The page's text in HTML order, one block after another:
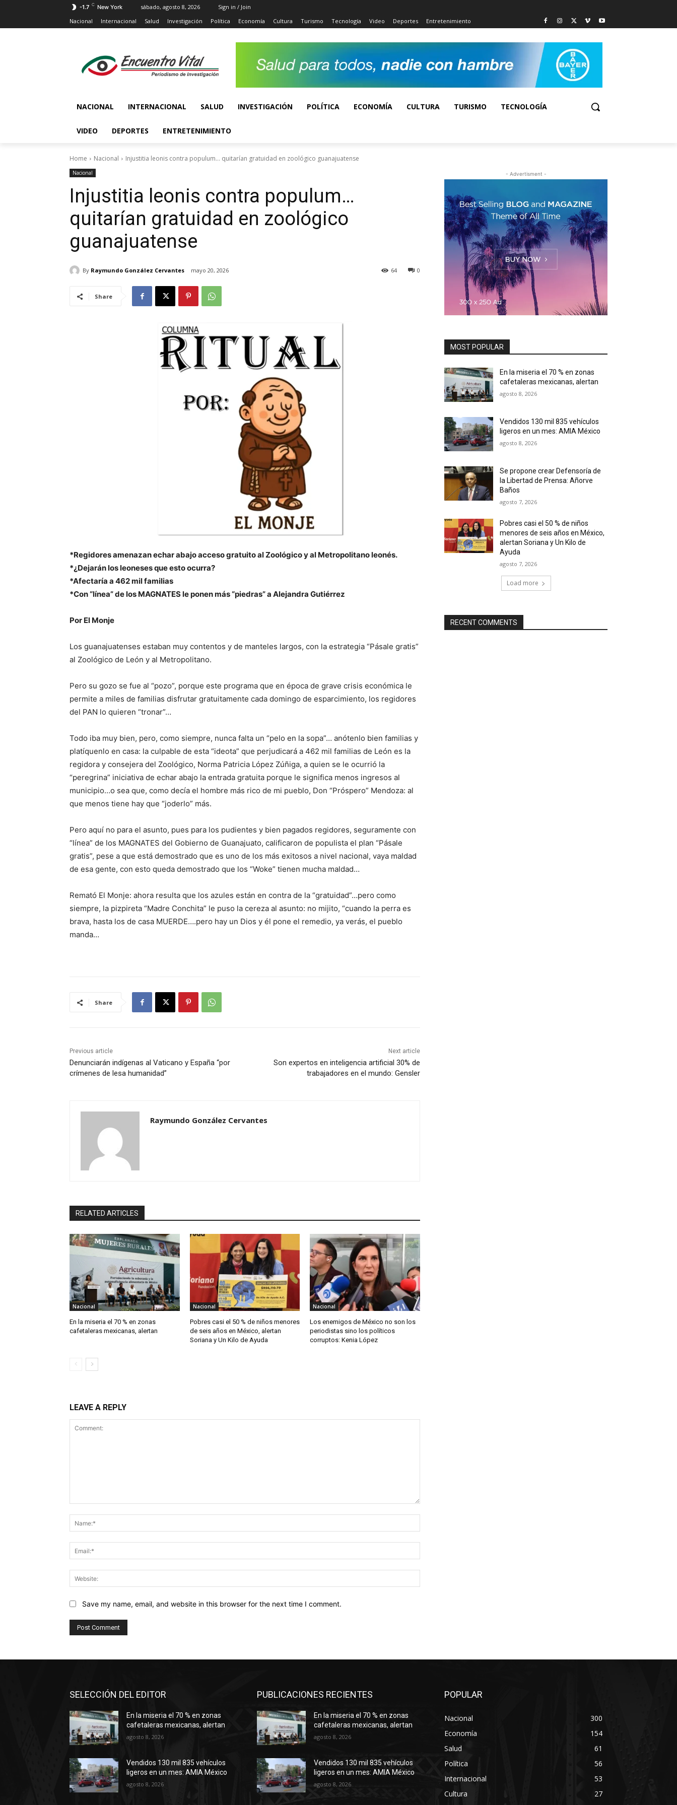
-1.7 C New York sábado, agosto 8, 2026
Sign in / Join
Nacional
Internacional Salud Investigación Política Economía Cultura Turismo Tecnología Video Deportes Entretenimiento
NACIONAL INTERNACIONAL SALUD INVESTIGACIÓN POLÍTICA ECONOMÍA CULTURA TURISMO TECNOLOGÍA
VIDEO DEPORTES ENTRETENIMIENTO
Home Nacional Injustitia leonis contra populum… quitarían gratuidad en zoológico guanajuatense
Nacional
Injustitia leonis contra populum…
quitarían gratuidad en zoológico
guanajuatense
By Raymundo González Cervantes mayo 20, 2026 0
64
Share
*Regidores amenazan echar abajo acceso gratuito al Zoológico y al Metropolitano leonés.
*¿Dejarán los leoneses que esto ocurra?
*Afectaría a 462 mil familias
*Con “línea” de los MAGNATES le ponen más “piedras” a Alejandra Gutiérrez
Por El Monje
Los guanajuatenses estaban muy contentos y de manteles largos, con la estrategia “Pásale gratis”
al Zoológico de León y al Metropolitano.
Pero su gozo se fue al “pozo”, porque este programa que en época de grave crisis económica le
permite a miles de familias disfrutar gratuitamente cada domingo de esparcimiento, los regidores
del PAN lo quieren “tronar”…
Todo iba muy bien, pero, como siempre, nunca falta un “pelo en la sopa”… anótenlo bien familias y
platíquenlo en casa: la culpable de esta “ideota” que perjudicará a 462 mil familias de León es la
regidora y consejera del Zoológico, Norma Patricia López Zúñiga, a quien se le ocurrió la
“peregrina” iniciativa de echar abajo la entrada gratuita porque le significa menos ingresos al
municipio…o sea que, como decía el hombre más rico de mi pueblo, Don “Próspero” Mendoza: al
que menos tiene hay que “joderlo” más.
Pero aquí no para el asunto, pues para los pudientes y bien pagados regidores, seguramente con
“línea” de los MAGNATES del Gobierno de Guanajuato, calificaron de populista el plan “Pásale
gratis”, pese a que está demostrado que es uno de los más exitosos a nivel nacional, vaya maldad
de esa gente, con esto queda demostrado que los “Woke” tienen mucha maldad…
Remató El Monje: ahora resulta que los azules están en contra de la “gratuidad”…pero como
siempre, la pizpireta “Madre Conchita” le puso la cereza al asunto: no mijito, “cuando la perra es
brava, hasta los de casa MUERDE….pero hay un Dios y él pone el remedio, ya verás, el pueblo
manda…
Share
Previous article
Denunciarán indígenas al Vaticano y España “por
crímenes de lesa humanidad”
Next article
Son expertos en inteligencia artificial 30% de
trabajadores en el mundo: Gensler
Raymundo González Cervantes
RELATED ARTICLES
Nacional
En la miseria el 70 % en zonas
cafetaleras mexicanas, alertan
Nacional
Pobres casi el 50 % de niños menores
de seis años en México, alertan
Soriana y Un Kilo de Ayuda
Nacional
Los enemigos de México no son los
periodistas sino los políticos
corruptos: Kenia López
LEAVE A REPLY
Save my name, email, and website in this browser for the next time I comment.
- Advertisment -
MOST POPULAR
En la miseria el 70 % en zonas
cafetaleras mexicanas, alertan
agosto 8, 2026
Vendidos 130 mil 835 vehículos
ligeros en un mes: AMIA México
agosto 8, 2026
Se propone crear Defensoría de
la Libertad de Prensa: Añorve
Baños
agosto 7, 2026
Pobres casi el 50 % de niños
menores de seis años en México,
alertan Soriana y Un Kilo de
Ayuda
agosto 7, 2026
Load more
RECENT COMMENTS
SELECCIÓN DEL EDITOR
En la miseria el 70 % en zonas
cafetaleras mexicanas, alertan
agosto 8, 2026
Vendidos 130 mil 835 vehículos
ligeros en un mes: AMIA México
agosto 8, 2026
PUBLICACIONES RECIENTES
En la miseria el 70 % en zonas
cafetaleras mexicanas, alertan
agosto 8, 2026
Vendidos 130 mil 835 vehículos
ligeros en un mes: AMIA México
agosto 8, 2026
POPULAR
Nacional
300
Economía
154
Salud
61
Política
56
Internacional
53
Cultura
27